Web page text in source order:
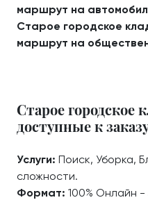
маршрут на
Старое городское
маршрут на
Старое городское
доступные к
Услуги: Поиск, Уборка,
сложности.
Формат: 100% Онлайн -